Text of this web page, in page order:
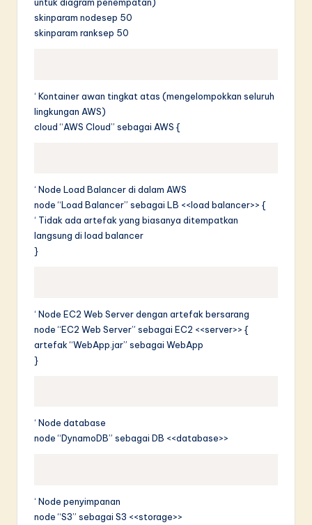
skinparam nodesep 50
skinparam ranksep 50
‘ Kontainer awan tingkat atas (mengelompokkan seluruh
lingkungan AWS)
cloud “AWS Cloud” sebagai AWS {
‘ Node Load Balancer di dalam AWS
node “Load Balancer” sebagai LB <<load balancer>> {
‘ Tidak ada artefak yang biasanya ditempatkan
langsung di load balancer
}
‘ Node EC2 Web Server dengan artefak bersarang
node “EC2 Web Server” sebagai EC2 <<server>> {
artefak “WebApp.jar” sebagai WebApp
}
‘ Node database
node “DynamoDB” sebagai DB <<database>>
‘ Node penyimpanan
node “S3” sebagai S3 <<storage>>